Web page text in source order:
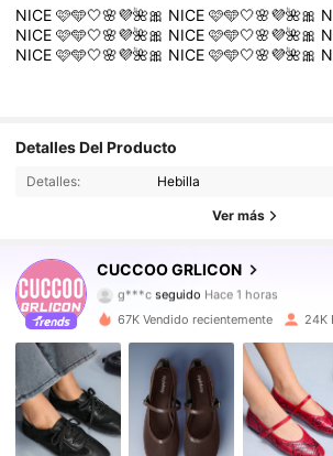
NICE🩷🩵🤍🌸💜🌺🎀 NICE🩷🩵🤍🌸💜🌺🎀
NICE🩷🩵🤍🌸💜🌺🎀 NICE🩷🩵🤍🌸💜🌺🎀
NICE🩷🩵🤍🌸💜🌺🎀 NICE🩷🩵🤍🌸💜🌺🎀
Detalles Del Producto
Detalles: Hebilla
Ver más
CUCCOO GRLICON
4.89 97K Seguidores
97K Seguidores
4.89
g***c seguido Hace 1 horas
4.89
4.89 97K Seguidores
4.89 97K Seguidores
67K Vendido recientemente 24K